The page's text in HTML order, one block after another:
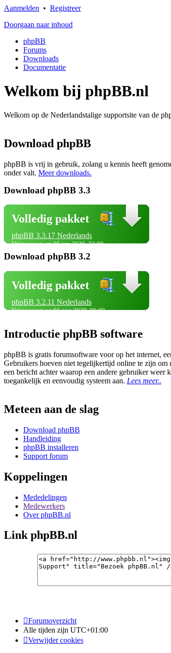
Aanmelden • Registreer
Doorgaan naar inhoud
phpBB
Forums
Downloads
Documentatie
Welkom bij phpBB.nl
Welkom op de Nederlandstalige supportsite van de
Download phpBB
phpBB is vrij in gebruik, zolang u kennis heeft
onder valt. Meer downloads.
Download phpBB 3.3
Volledig pakket
phpBB 3.3.17 Nederlands
Vrijgegeven op 05 jun 2026, 23:00
Download phpBB 3.2
Volledig pakket
phpBB 3.2.11 Nederlands
Vrijgegeven op 06 nov 2020, 00:00
Introductie phpBB software
phpBB is gratis forumsoftware voor op het internet,
Gebruikers hoeven niet tegelijkertijd online te zijn om
een bericht achter waarop een andere gebruiker weer
toegankelijk en eenvoudig systeem aan. Lees meer..
Meteen aan de slag
Download phpBB
Handleiding
phpBB installeren
Support forum
Koppelingen
Mededelingen
Medewerkers
Over phpBB.nl
Link phpBB.nl
Forumoverzicht
Alle tijden zijn UTC+01:00
Verwijder cookies